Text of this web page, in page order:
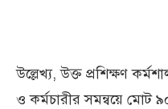
উল্লেখ্য, উক্ত প্রশিক্ষণ
ও কর্মচারীর সমন্বয়ে মোট